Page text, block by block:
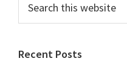
this
Recent Posts